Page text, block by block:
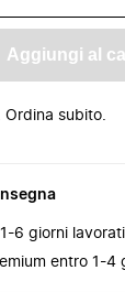
Aggiungi al
Ordina subito.
6 giorni
entro 1-4